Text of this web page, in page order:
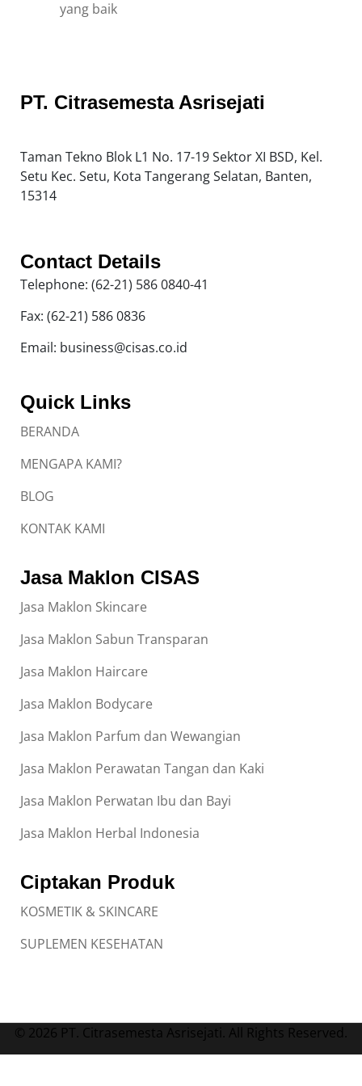
PT. Citrasemesta Asrisejati
Taman Tekno Blok L1 No. 17-19 Sektor XI BSD, Kel.
Setu Kec. Setu, Kota Tangerang Selatan, Banten,
15314
Contact Details
Telephone: (62-21) 586 0840-41
Fax: (62-21) 586 0836
Email: business@cisas.co.id
Quick Links
BERANDA
MENGAPA KAMI?
BLOG
KONTAK KAMI
Jasa Maklon CISAS
Jasa Maklon Skincare
Jasa Maklon Sabun Transparan
Jasa Maklon Haircare
Jasa Maklon Bodycare
Jasa Maklon Parfum dan Wewangian
Jasa Maklon Perawatan Tangan dan Kaki
Jasa Maklon Perwatan Ibu dan Bayi
Jasa Maklon Herbal Indonesia
Ciptakan Produk
KOSMETIK & SKINCARE
SUPLEMEN KESEHATAN
© 2026 PT. Citrasemesta Asrisejati. All Rights Reserved.